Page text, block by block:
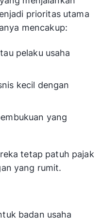
prioritas utama
mencakup:
pelaku usaha
kecil dengan
yang
tetap patuh pajak
yang rumit.
badan usaha